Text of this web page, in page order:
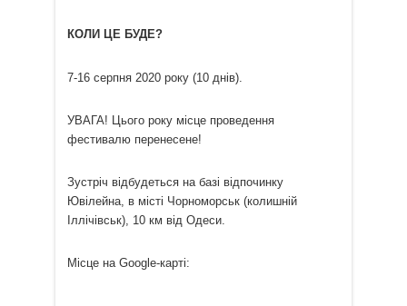
КОЛИ ЦЕ БУДЕ?
7-16 серпня 2020 року (10 днів).
УВАГА! Цього року місце проведення
фестивалю перенесене!
Зустріч відбудеться на базі відпочинку
Ювілейна, в місті Чорноморськ (колишній
Іллічівськ), 10 км від Одеси.
Місце на Google-карті: